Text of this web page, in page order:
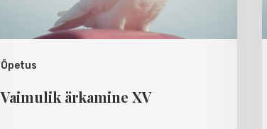
Õpetus
Vaimulik ärkamine XV